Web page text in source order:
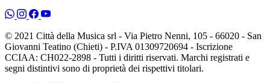
© 2021 Città della Musica srl - Via Pietro Nenni, 105 - 66020 - San
Giovanni Teatino (Chieti) - P.IVA 01309720694 - Iscrizione
CCIAA: CH022-2898 - Tutti i diritti riservati. Marchi registrati e
segni distintivi sono di proprietà dei rispettivi titolari.